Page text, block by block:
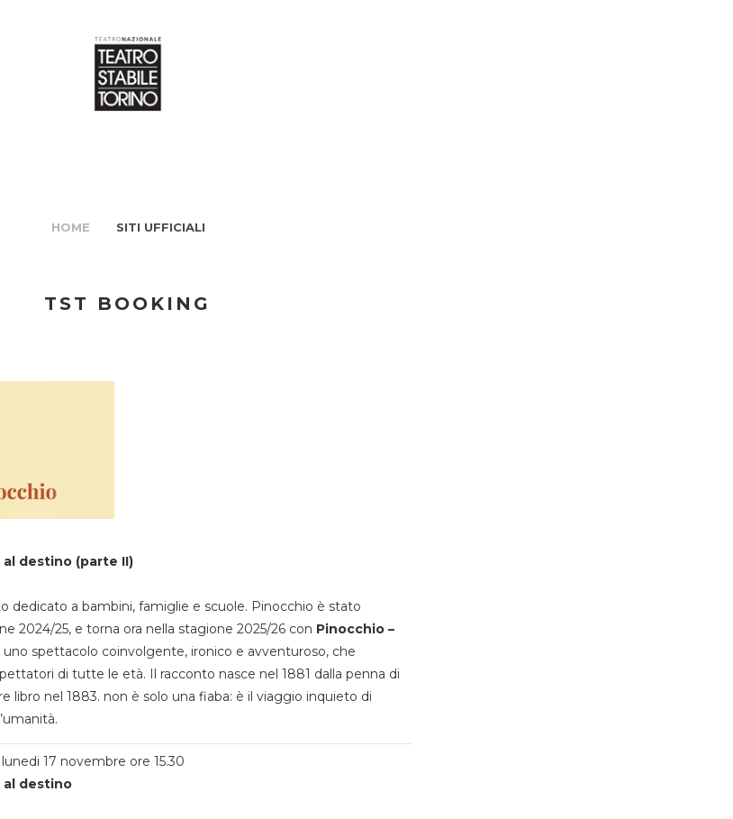
HOME SITI UFFICIALI
TST BOOKING
destino (parte II)
dedicato a bambini, famiglie e scuole. Pinocchio è stato
2024/25, e torna ora nella stagione 2025/26 con Pinocchio –
uno spettacolo coinvolgente, ironico e avventuroso, che
di tutte le età. Il racconto nasce nel 1881 dalla penna di
libro nel 1883. non è solo una fiaba: è il viaggio inquieto di
17 novembre ore 15.30
al destino